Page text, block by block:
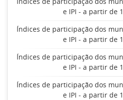
e IPI - a partir de
Índices de participação dos
e IPI - a partir de
Índices de participação dos
e IPI - a partir de
Índices de participação dos
e IPI - a partir de